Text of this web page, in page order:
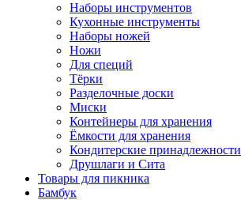
Наборы инструментов
Кухонные инструменты
Наборы ножей
Ножи
Для специй
Тёрки
Разделочные доски
Миски
Контейнеры для хранения
Ёмкости для хранения
Кондитерские принадлежности
Друшлаги и Сита
Товары для пикника
Бамбук